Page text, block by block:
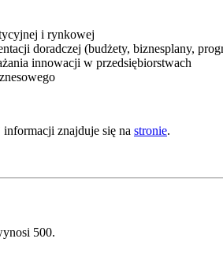
i rynkowej
doradczej (budżety, biznesplany,
innowacji w przedsiębiorstwach
znajduje się na stronie.
500.